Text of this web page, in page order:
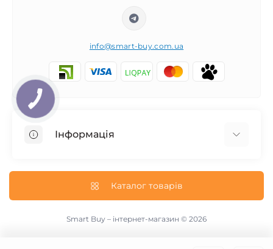
info@smart-buy.com.ua
Інформація
Про нас
Інформація про доставку
Каталог товарів
Smart Buy – інтернет-магазин © 2026